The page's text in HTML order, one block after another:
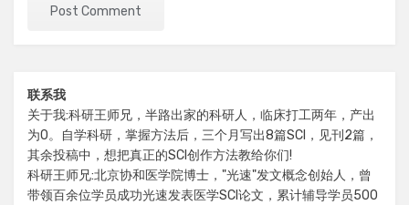
联系我
关于我:科研王师兄，半路出家的科研人，临床打工两年，产出
为0。自学科研，掌握方法后，三个月写出8篇SCI，见刊2篇，
其余投稿中，想把真正的SCI创作方法教给你们!
科研王师兄:北京协和医学院博士，"光速"发文概念创始人，曾
带领百余位学员成功光速发表医学SCI论文，累计辅导学员500